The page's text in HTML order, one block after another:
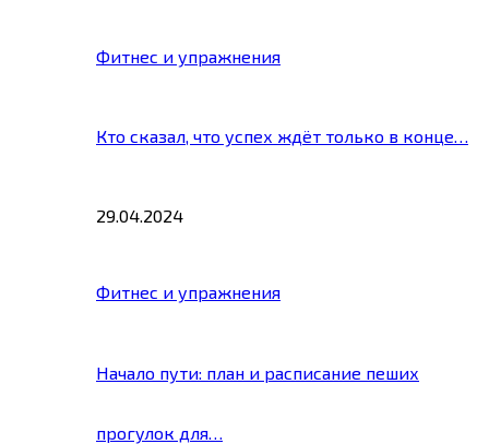
Фитнес и упражнения
Кто сказал, что успех ждёт только в конце…
29.04.2024
Фитнес и упражнения
Начало пути: план и расписание пеших
прогулок для…